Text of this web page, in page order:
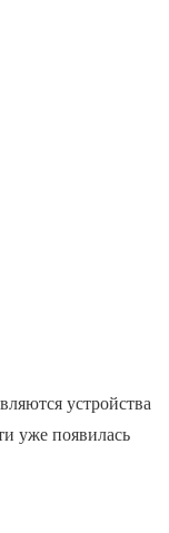
устройства
уже появилась